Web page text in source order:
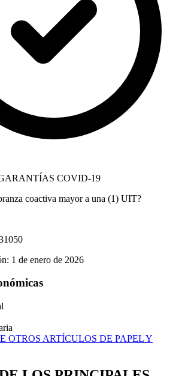
COVID-19
coactiva mayor a una (1) UIT?
1 de enero de 2026
OTROS ARTÍCULOS DE PAPEL Y